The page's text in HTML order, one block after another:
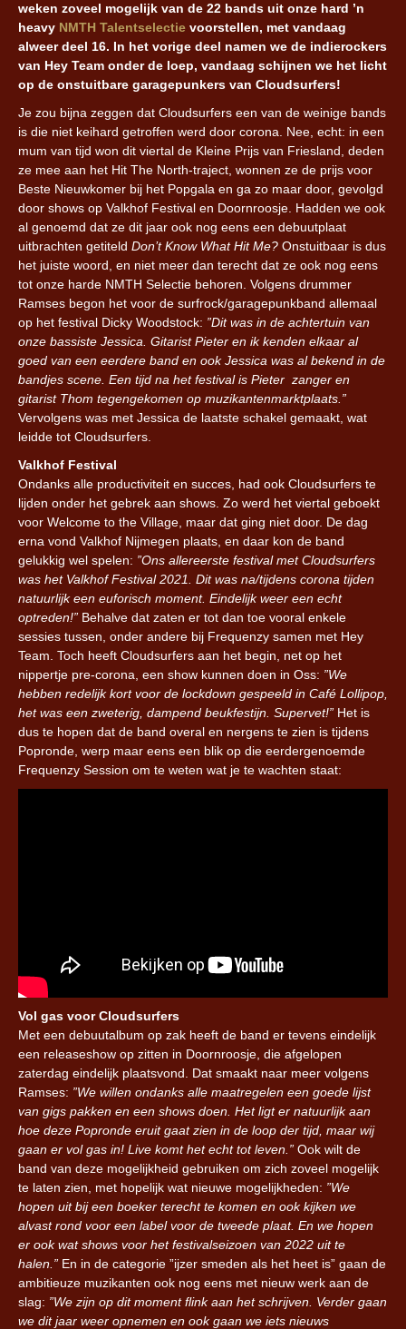
weken zoveel mogelijk van de 22 bands uit onze hard ’n
heavy NMTH Talentselectie voorstellen, met vandaag
alweer deel 16. In het vorige deel namen we de indierockers
van Hey Team onder de loep, vandaag schijnen we het licht
op de onstuitbare garagepunkers van Cloudsurfers!
Je zou bijna zeggen dat Cloudsurfers een van de weinige bands
is die niet keihard getroffen werd door corona. Nee, echt: in een
mum van tijd won dit viertal de Kleine Prijs van Friesland, deden
ze mee aan het Hit The North-traject, wonnen ze de prijs voor
Beste Nieuwkomer bij het Popgala en ga zo maar door, gevolgd
door shows op Valkhof Festival en Doornroosje. Hadden we ook
al genoemd dat ze dit jaar ook nog eens een debuutplaat
uitbrachten getiteld Don’t Know What Hit Me? Onstuitbaar is dus
het juiste woord, en niet meer dan terecht dat ze ook nog eens
tot onze harde NMTH Selectie behoren. Volgens drummer
Ramses begon het voor de surfrock/garagepunkband allemaal
op het festival Dicky Woodstock: ”Dit was in de achtertuin van
onze bassiste Jessica. Gitarist Pieter en ik kenden elkaar al
goed van een eerdere band en ook Jessica was al bekend in de
bandjes scene. Een tijd na het festival is Pieter zanger en
gitarist Thom tegengekomen op muzikantenmarktplaats.”
Vervolgens was met Jessica de laatste schakel gemaakt, wat
leidde tot Cloudsurfers.
Valkhof Festival
Ondanks alle productiviteit en succes, had ook Cloudsurfers te
lijden onder het gebrek aan shows. Zo werd het viertal geboekt
voor Welcome to the Village, maar dat ging niet door. De dag
erna vond Valkhof Nijmegen plaats, en daar kon de band
gelukkig wel spelen: ”Ons allereerste festival met Cloudsurfers
was het Valkhof Festival 2021. Dit was na/tijdens corona tijden
natuurlijk een euforisch moment. Eindelijk weer een echt
optreden!” Behalve dat zaten er tot dan toe vooral enkele
sessies tussen, onder andere bij Frequenzy samen met Hey
Team. Toch heeft Cloudsurfers aan het begin, net op het
nippertje pre-corona, een show kunnen doen in Oss: ”We
hebben redelijk kort voor de lockdown gespeeld in Café Lollipop,
het was een zweterig, dampend beukfestijn. Supervet!” Het is
dus te hopen dat de band overal en nergens te zien is tijdens
Popronde, werp maar eens een blik op die eerdergenoemde
Frequenzy Session om te weten wat je te wachten staat:
Vol gas voor Cloudsurfers
Met een debuutalbum op zak heeft de band er tevens eindelijk
een releaseshow op zitten in Doornroosje, die afgelopen
zaterdag eindelijk plaatsvond. Dat smaakt naar meer volgens
Ramses: ”We willen ondanks alle maatregelen een goede lijst
van gigs pakken en een shows doen. Het ligt er natuurlijk aan
hoe deze Popronde eruit gaat zien in de loop der tijd, maar wij
gaan er vol gas in! Live komt het echt tot leven.” Ook wilt de
band van deze mogelijkheid gebruiken om zich zoveel mogelijk
te laten zien, met hopelijk wat nieuwe mogelijkheden: ”We
hopen uit bij een boeker terecht te komen en ook kijken we
alvast rond voor een label voor de tweede plaat. En we hopen
er ook wat shows voor het festivalseizoen van 2022 uit te
halen.” En in de categorie ”ijzer smeden als het heet is” gaan de
ambitieuze muzikanten ook nog eens met nieuw werk aan de
slag: ”We zijn op dit moment flink aan het schrijven. Verder gaan
we dit jaar weer opnemen en ook gaan we iets nieuws